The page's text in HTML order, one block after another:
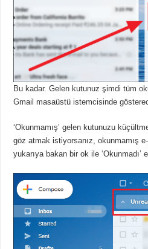
Bu kadar.Gelen kutunuz şimdi tüm
Gmail masaüstü istemcisinde
‘Okunmamış’ gelen kutunuzu
göz atmak istiyorsanız, okunmamış
yukarıya bakan bir ok ile ‘Okunmadı’